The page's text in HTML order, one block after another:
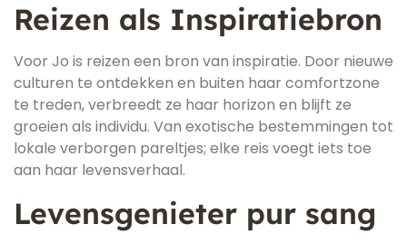
Reizen als Inspiratiebron
Voor Jo is reizen een bron van inspiratie. Door nieuwe
culturen te ontdekken en buiten haar comfortzone
te treden, verbreedt ze haar horizon en blijft ze
groeien als individu. Van exotische bestemmingen tot
lokale verborgen pareltjes; elke reis voegt iets toe
aan haar levensverhaal.
Levensgenieter pur sang